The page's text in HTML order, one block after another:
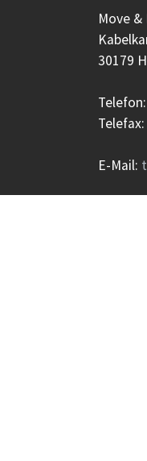
Move &
30179
E-Mail: